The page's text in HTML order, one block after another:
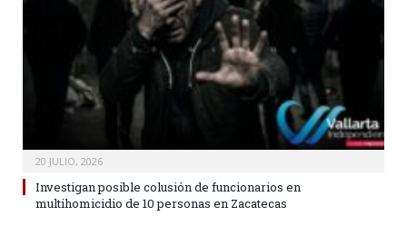
20 JULIO, 2026
Investigan posible colusión de funcionarios en
multihomicidio de 10 personas en Zacatecas